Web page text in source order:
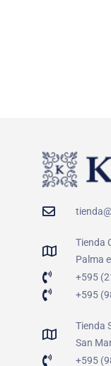
Tienda
Palma
+595
+595
Tienda
San
+595